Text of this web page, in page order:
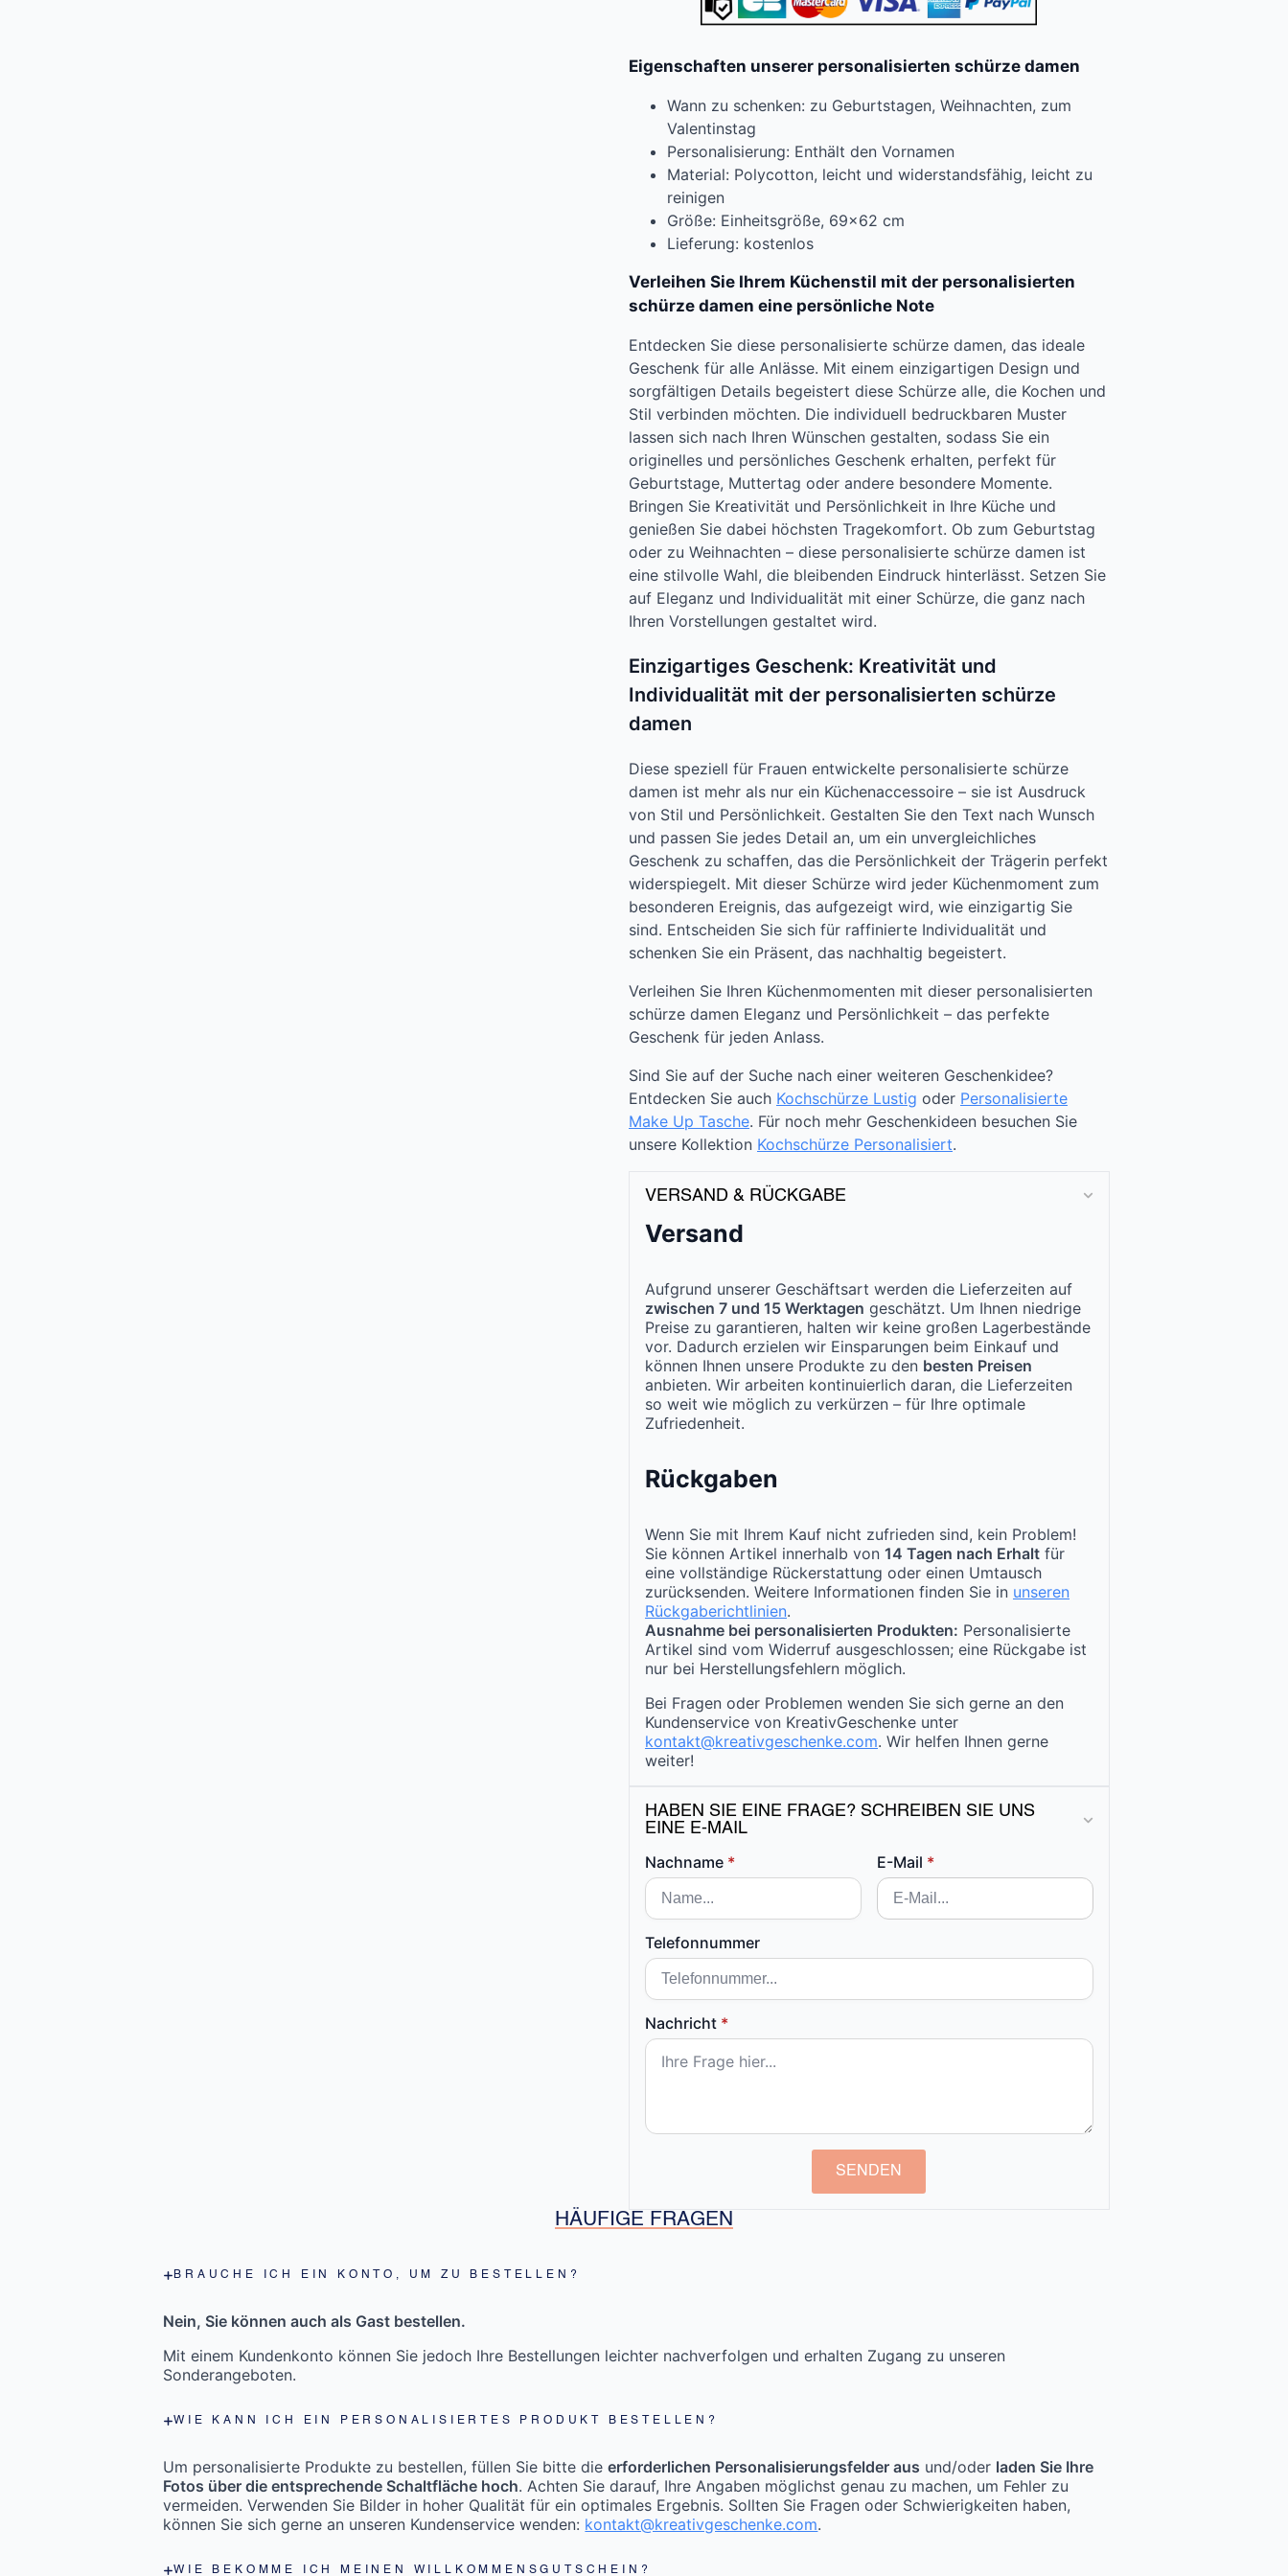
Eigenschaften unserer personalisierten schürze damen
Wann zu schenken: zu Geburtstagen, Weihnachten, zum
Valentinstag
Personalisierung: Enthält den Vornamen
Material: Polycotton, leicht und widerstandsfähig, leicht zu
reinigen
Größe: Einheitsgröße, 69×62 cm
Lieferung: kostenlos
Verleihen Sie Ihrem Küchenstil mit der personalisierten
schürze damen eine persönliche Note
Entdecken Sie diese personalisierte schürze damen, das ideale
Geschenk für alle Anlässe. Mit einem einzigartigen Design und
sorgfältigen Details begeistert diese Schürze alle, die Kochen und
Stil verbinden möchten. Die individuell bedruckbaren Muster
lassen sich nach Ihren Wünschen gestalten, sodass Sie ein
originelles und persönliches Geschenk erhalten, perfekt für
Geburtstage, Muttertag oder andere besondere Momente.
Bringen Sie Kreativität und Persönlichkeit in Ihre Küche und
genießen Sie dabei höchsten Tragekomfort. Ob zum Geburtstag
oder zu Weihnachten – diese personalisierte schürze damen ist
eine stilvolle Wahl, die bleibenden Eindruck hinterlässt. Setzen Sie
auf Eleganz und Individualität mit einer Schürze, die ganz nach
Ihren Vorstellungen gestaltet wird.
Einzigartiges Geschenk: Kreativität und
Individualität mit der personalisierten schürze
damen
Diese speziell für Frauen entwickelte personalisierte schürze
damen ist mehr als nur ein Küchenaccessoire – sie ist Ausdruck
von Stil und Persönlichkeit. Gestalten Sie den Text nach Wunsch
und passen Sie jedes Detail an, um ein unvergleichliches
Geschenk zu schaffen, das die Persönlichkeit der Trägerin perfekt
widerspiegelt. Mit dieser Schürze wird jeder Küchenmoment zum
besonderen Ereignis, das aufgezeigt wird, wie einzigartig Sie
sind. Entscheiden Sie sich für raffinierte Individualität und
schenken Sie ein Präsent, das nachhaltig begeistert.
Verleihen Sie Ihren Küchenmomenten mit dieser personalisierten
schürze damen Eleganz und Persönlichkeit – das perfekte
Geschenk für jeden Anlass.
Sind Sie auf der Suche nach einer weiteren Geschenkidee?
Entdecken Sie auch Kochschürze Lustig oder Personalisierte
Make Up Tasche. Für noch mehr Geschenkideen besuchen Sie
unsere Kollektion Kochschürze Personalisiert.
VERSAND & RÜCKGABE
Versand
Aufgrund unserer Geschäftsart werden die Lieferzeiten auf
zwischen 7 und 15 Werktagen geschätzt. Um Ihnen niedrige
Preise zu garantieren, halten wir keine großen Lagerbestände
vor. Dadurch erzielen wir Einsparungen beim Einkauf und
können Ihnen unsere Produkte zu den besten Preisen
anbieten. Wir arbeiten kontinuierlich daran, die Lieferzeiten
so weit wie möglich zu verkürzen – für Ihre optimale
Zufriedenheit.
Rückgaben
Wenn Sie mit Ihrem Kauf nicht zufrieden sind, kein Problem!
Sie können Artikel innerhalb von 14 Tagen nach Erhalt für
eine vollständige Rückerstattung oder einen Umtausch
zurücksenden. Weitere Informationen finden Sie in unseren
Rückgaberichtlinien.
Ausnahme bei personalisierten Produkten: Personalisierte
Artikel sind vom Widerruf ausgeschlossen; eine Rückgabe ist
nur bei Herstellungsfehlern möglich.
Bei Fragen oder Problemen wenden Sie sich gerne an den
Kundenservice von KreativGeschenke unter
kontakt@kreativgeschenke.com. Wir helfen Ihnen gerne
weiter!
HABEN SIE EINE FRAGE? SCHREIBEN SIE UNS
EINE E-MAIL
Nachname * E-Mail *
Telefonnummer
Nachricht *
SENDEN
HÄUFIGE FRAGEN
BRAUCHE ICH EIN KONTO, UM ZU BESTELLEN?
Nein, Sie können auch als Gast bestellen.
Mit einem Kundenkonto können Sie jedoch Ihre Bestellungen leichter nachverfolgen und erhalten Zugang zu unseren
Sonderangeboten.
WIE KANN ICH EIN PERSONALISIERTES PRODUKT BESTELLEN?
Um personalisierte Produkte zu bestellen, füllen Sie bitte dieerforderlichen Personalisierungsfelder aus und/oder laden Sie Ihre
Fotos über die entsprechende Schaltfläche hoch. Achten Sie darauf, Ihre Angaben möglichst genau zu machen, um Fehler zu
vermeiden. Verwenden Sie Bilder in hoher Qualität für ein optimales Ergebnis. Sollten Sie Fragen oder Schwierigkeiten haben,
können Sie sich gerne an unseren Kundenservice wenden: kontakt@kreativgeschenke.com.
WIE BEKOMME ICH MEINEN WILLKOMMENSGUTSCHEIN?